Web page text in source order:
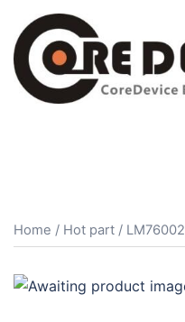
Home / Hot part / LM76002